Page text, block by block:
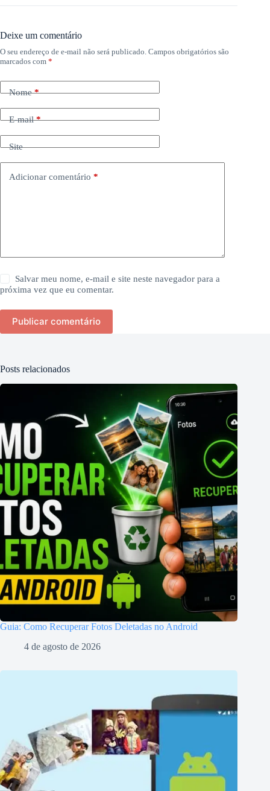
Deixe um comentário
O seu endereço de e-mail não será publicado. Campos obrigatórios são
marcados com *
Nome*
E-mail*
Site
Adicionar comentário *
Salvar meu nome, e-mail e site neste navegador para a
próxima vez que eu comentar.
Publicar comentário
Posts relacionados
Guia: Como Recuperar Fotos Deletadas no Android
4 de agosto de 2026